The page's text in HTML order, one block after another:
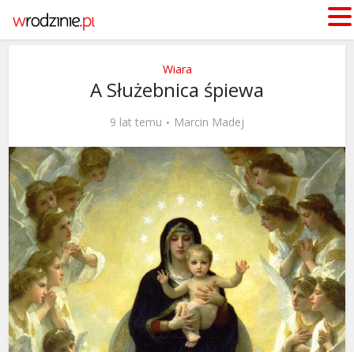
Wiara
A Służebnica śpiewa
9 lat temu Marcin Madej